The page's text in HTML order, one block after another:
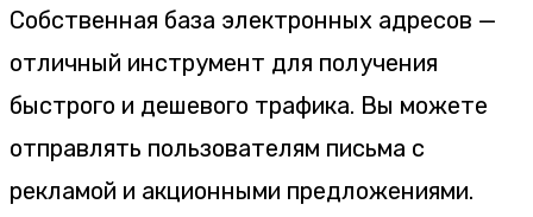
Собственная база электронных адресов —
отличный инструмент для получения
быстрого и дешевого трафика. Вы можете
отправлять пользователям письма с
рекламой и акционными предложениями.